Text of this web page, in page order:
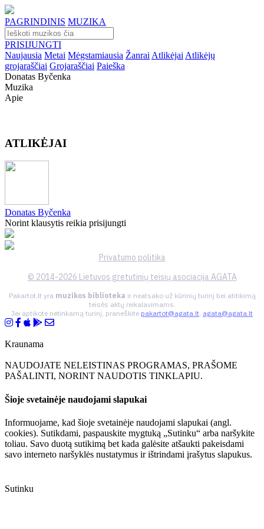
PAGRINDINIS MUZIKA
PRISIJUNGTI
Naujausia Metai Mėgstamiausia Žanrai Atlikėjai Atlikėjų
grojaraščiai Grojaraščiai Paieška
Donatas Byčenka
Muzika
Apie
ATLIKĖJAI
Donatas Byčenka
Norint klausytis reikia prisijungti
Privatumo politika
© 2014-2026 Lietuvos gretutinių teisių asociacija AGATA
Pakartot.lt yra muzikos biblioteka ir neatsako už kūrinių turinį bei atitikimą
teisės aktų reikalavimams.
Jei aptikote netinkamą turinį, praneškite pakartot@agata.lt, agata@agata.lt
Kraunama
NAUDOJATE NELEISTINAS PROGRAMAS, PRAŠOME
PAŠALINTI, NORINT NAUDOTIS TINKLAPIU.
Šioje svetainėje naudojami slapukai
Informuojame, kad šioje svetainėje naudojami slapukai (angl.
cookies). Sutikdami, paspauskite mygtuką „Sutinku“ arba naršykite
toliau. Savo duotą sutikimą bet kada galėsite atšaukti pakeisdami
savo interneto naršyklės nustatymus ir ištrindami įrašytus slapukus.
Sutinku